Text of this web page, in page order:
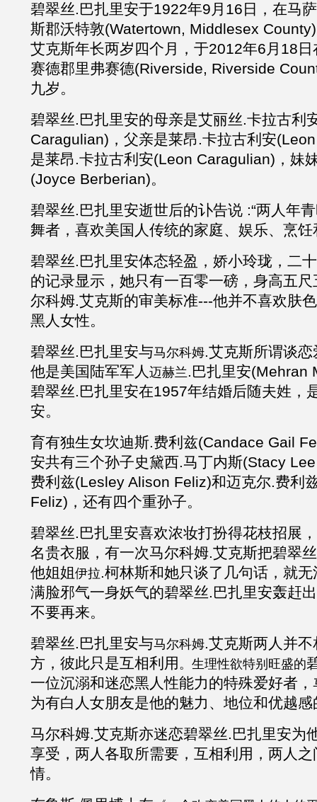
碧翠丝.巴扎里安于1922年9月16日，在马
斯郡沃特敦(Watertown, Middlesex
艾克斯年长两岁四个月，于2012年6月18
赛德郡里弗赛德(Riverside, Riverside
九岁。
碧翠丝.巴扎里安的母亲是艾丽丝.卡拉古利
Caragulian)，父亲是莱昂.卡拉古利安
是莱昂.卡拉古利安(Leon Caragulian)，妹
(Joyce Berberian)。
碧翠丝.巴扎里安逝世后的讣告说 :“两人年
舞者，喜欢美国人传统的家庭、娱乐、烹饪
碧翠丝.巴扎里安体态轻盈，娇小玲珑，二
的记录显示，她只有一百零一磅，身高五
尔科姆.艾克斯的审美标准---他并不喜欢肤
黑人女性。
碧翠丝.巴扎里安与马尔科姆.艾克斯所谓谈
他是美国陆军军人 迈赫兰.巴扎里安(Mehran
碧翠丝.巴扎里安在1957年结婚后随夫姓，
安。
育有独生女坎迪斯.费利兹(Candace Gail
安共有三个孙子史黛西.马丁内斯(Stacy
费利兹(Lesley Alison Feliz)和迈克尔.费利
Feliz)，还有四个重孙子。
碧翠丝.巴扎里安喜欢浓妆打扮得花枝招展
名贵衣服，有一次马尔科姆.艾克斯把碧翠丝
他姐姐伊拉.柯林斯和她只谈了几句话，就
满脸邪气一身妖气的碧翠丝.巴扎里安轰赶
不要再来。
碧翠丝.巴扎里安与马尔科姆.艾克斯两人并不
方，彼此只是互相利用 。生理性欲特别旺盛的
一位沉溺和迷恋黑人性能力的特殊爱好者，
为有白人女朋友是他的魅力、地位和优越感
马尔科姆.艾克斯亦迷恋碧翠丝.巴扎里安为
享受，两人各取所需要，互相利用，两人
情。